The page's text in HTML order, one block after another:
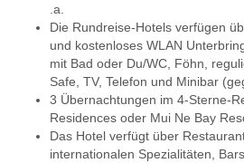
.a.
Die Rundreise-Hotels verfügen
und kostenloses WLAN
mit Bad oder Du/WC, Föhn,
Safe, TV, Telefon und Minibar
3 Übernachtungen im 4-Sterne-
Residences oder Mui Ne Bay
Das Hotel verfügt über
internationalen Spezialitäten,